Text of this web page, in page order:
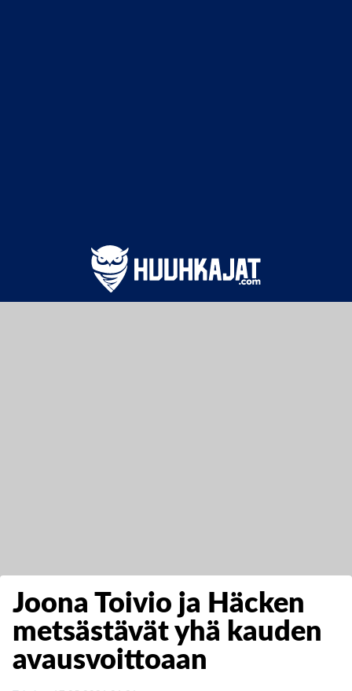
Joona Toivio ja Häcken
metsästävät yhä kauden
avausvoittoaan